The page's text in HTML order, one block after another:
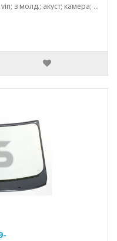
Примітка: зел.; кріп.датч.волог./світл. ; vin; з молд.; акуст; камера; проекція; 1568*863